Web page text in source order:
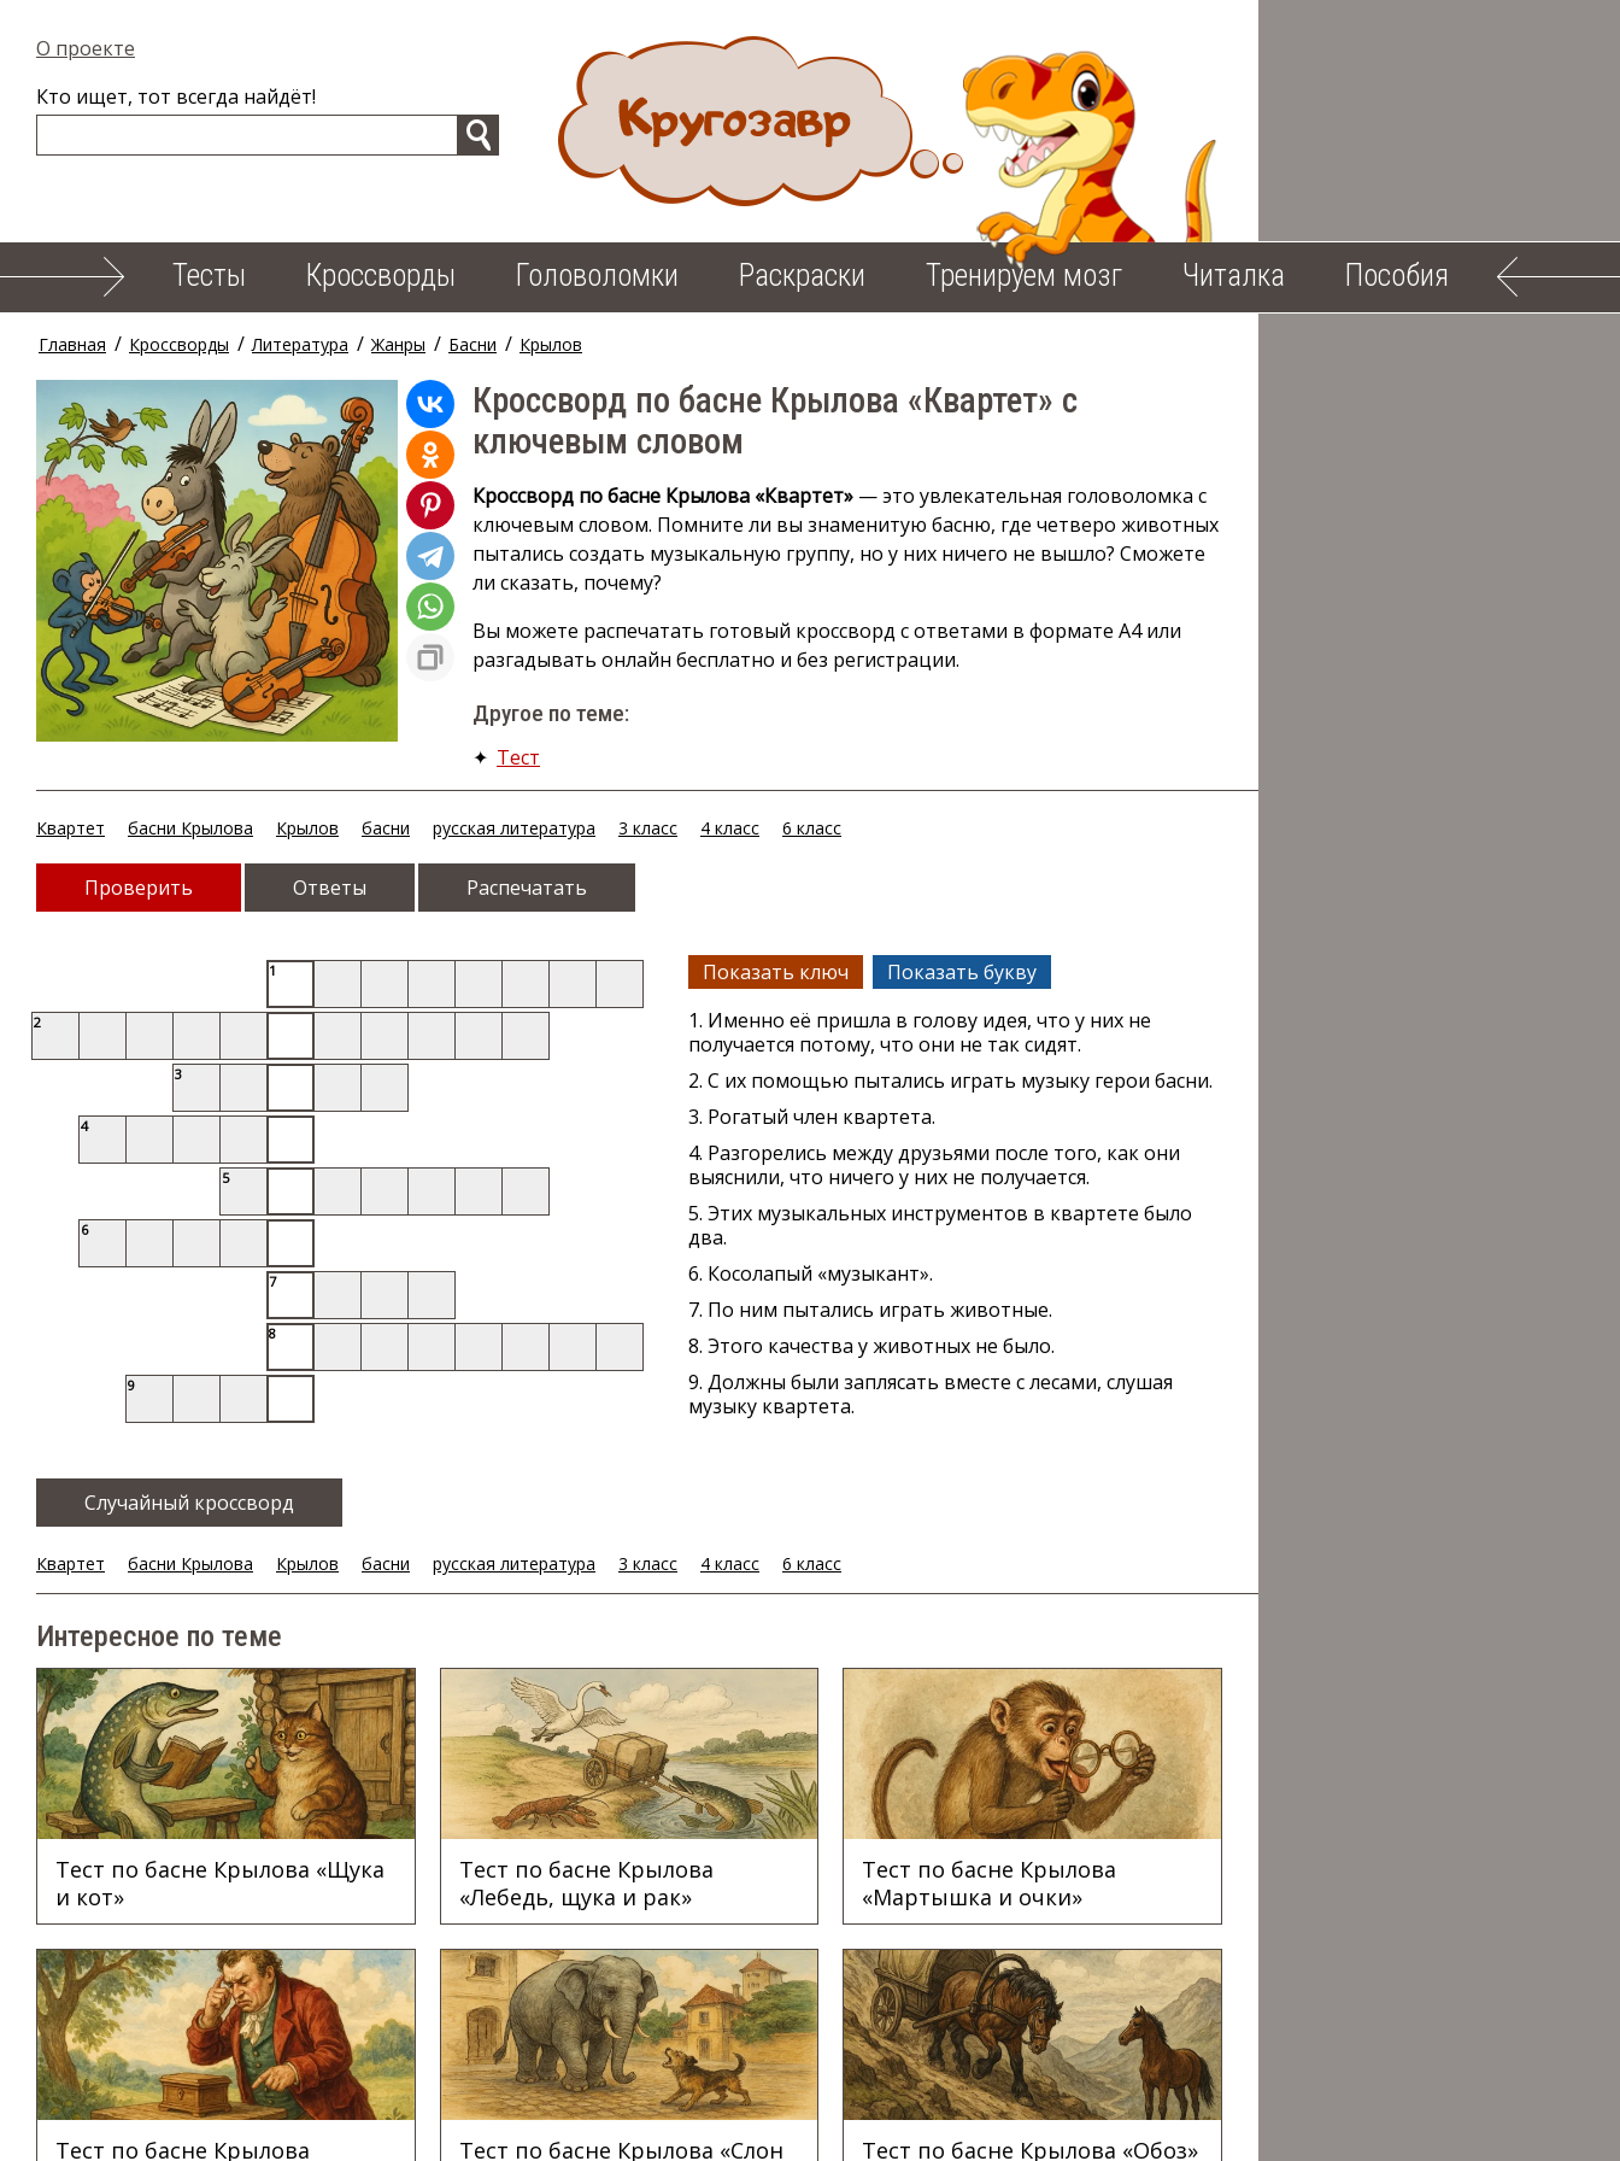
О проекте
Кто ищет, тот всегда найдёт!
Тесты Кроссворды Головоломки Раскраски Тренируем мозг Читалка Пособия
Главная / Кроссворды / Литература / Жанры / Басни / Крылов
Кроссворд по басне Крылова «Квартет» с
ключевым словом
Кроссворд по басне Крылова «Квартет» — это увлекательная головоломка с
ключевым словом. Помните ли вы знаменитую басню, где четверо животных
пытались создать музыкальную группу, но у них ничего не вышло? Сможете
ли сказать, почему?
Вы можете распечатать готовый кроссворд с ответами в формате А4 или
разгадывать онлайн бесплатно и без регистрации.
Другое по теме:
✦ Тест
Квартет басни Крылова Крылов басни русская литература 3 класс 4 класс 6 класс
Проверить Ответы Распечатать
1
2
3
4
5
6
7
8
9
Показать ключ
Показать букву
1. Именно её пришла в голову идея, что у них не
получается потому, что они не так сидят.
2. С их помощью пытались играть музыку герои басни.
3. Рогатый член квартета.
4. Разгорелись между друзьями после того, как они
выяснили, что ничего у них не получается.
5. Этих музыкальных инструментов в квартете было
два.
6. Косолапый «музыкант».
7. По ним пытались играть животные.
8. Этого качества у животных не было.
9. Должны были заплясать вместе с лесами, слушая
музыку квартета.
Случайный кроссворд
Квартет басни Крылова Крылов басни русская литература 3 класс 4 класс 6 класс
Интересное по теме
Тест по басне Крылова «Щука
и кот»
Тест по басне Крылова
«Лебедь, щука и рак»
Тест по басне Крылова
«Мартышка и очки»
Тест по басне Крылова Тест по басне Крылова «Слон Тест по басне Крылова «Обоз»